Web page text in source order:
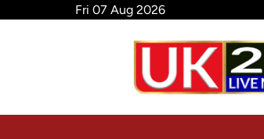
Fri 07 Aug 2026